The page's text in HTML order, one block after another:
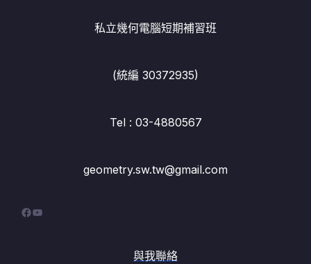
私立幾何電腦短期補習班
(統編 30372935)
Tel : 03-4880567
geometry.sw.tw@gmail.com
Facebook
與我聯絡